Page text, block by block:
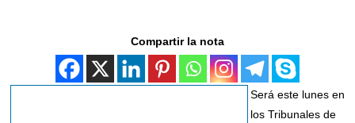
Compartir la nota
Será este lunes en
los Tribunales de